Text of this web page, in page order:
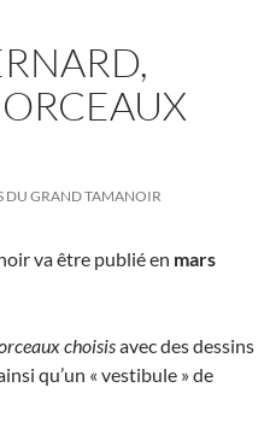
DU GRAND TAMANOIR
va être publié en mars
choisisavec des dessins
qu’un « vestibule » de